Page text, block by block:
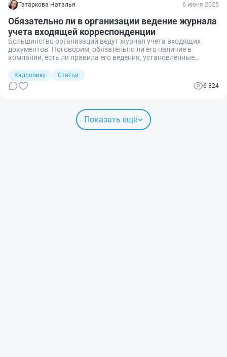
Татаркова Наталья 6 июня 2025
Обязательно ли в организации ведение журнала
учета входящей корреспонденции
Большинство организаций ведут журнал учета входящих
документов. Поговорим, обязательно ли его наличие в
компании, есть ли правила его ведения, установленные
Кадровику
Статьи
6 824
Показать ещё